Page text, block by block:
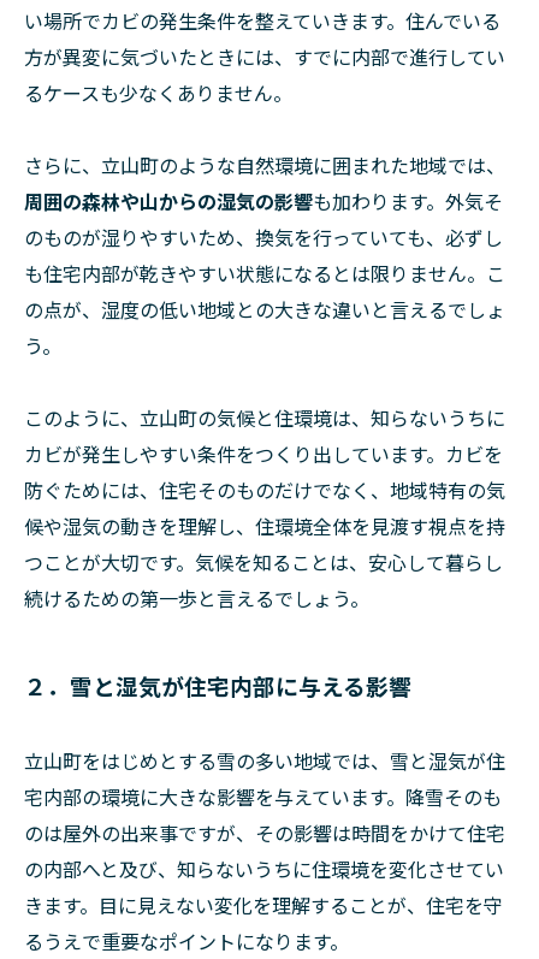
い場所でカビの発生条件を整えていきます。住んでいる
方が異変に気づいたときには、すでに内部で進行してい
るケースも少なくありません。
さらに、立山町のような自然環境に囲まれた地域では、
周囲の森林や山からの湿気の影響も加わります。外気そ
のものが湿りやすいため、換気を行っていても、必ずし
も住宅内部が乾きやすい状態になるとは限りません。こ
の点が、湿度の低い地域との大きな違いと言えるでしょ
う。
このように、立山町の気候と住環境は、知らないうちに
カビが発生しやすい条件をつくり出しています。カビを
防ぐためには、住宅そのものだけでなく、地域特有の気
候や湿気の動きを理解し、住環境全体を見渡す視点を持
つことが大切です。気候を知ることは、安心して暮らし
続けるための第一歩と言えるでしょう。
２．雪と湿気が住宅内部に与える影響
立山町をはじめとする雪の多い地域では、雪と湿気が住
宅内部の環境に大きな影響を与えています。降雪そのも
のは屋外の出来事ですが、その影響は時間をかけて住宅
の内部へと及び、知らないうちに住環境を変化させてい
きます。目に見えない変化を理解することが、住宅を守
るうえで重要なポイントになります。